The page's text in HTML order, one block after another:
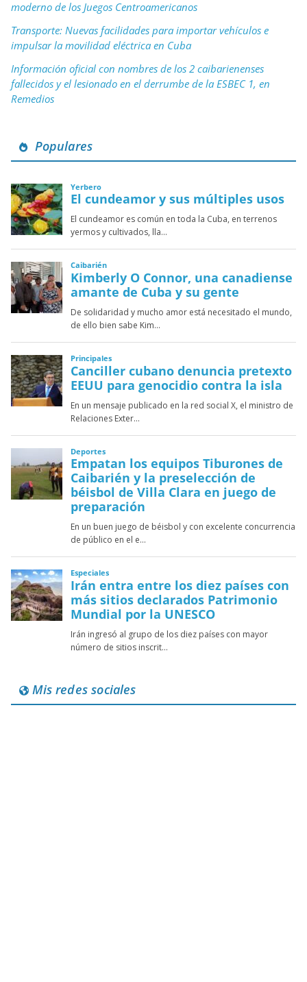
moderno de los Juegos Centroamericanos
Transporte: Nuevas facilidades para importar vehículos e
impulsar la movilidad eléctrica en Cuba
Información oficial con nombres de los 2 caibarienenses
fallecidos y el lesionado en el derrumbe de la ESBEC 1, en
Remedios
Populares
Mis redes sociales